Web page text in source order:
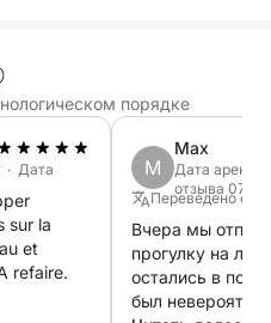
сюрприза (45
и тактичный,
желаниям.
и по-настоящему
открыть для себя
порядке
· Дата
sur la
et
refaire.
M
Max
Дата аренды
отзыва
Переведено с
Вчера мы
прогулку на
остались в
был